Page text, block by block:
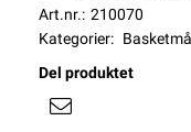
Art.nr.: 210070
Kategorier:
Del produktet